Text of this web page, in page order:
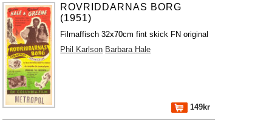
ROVRIDDARNAS BORG
(1951)
Filmaffisch 32x70cm fint skick FN original
Phil Karlson Barbara Hale
149kr